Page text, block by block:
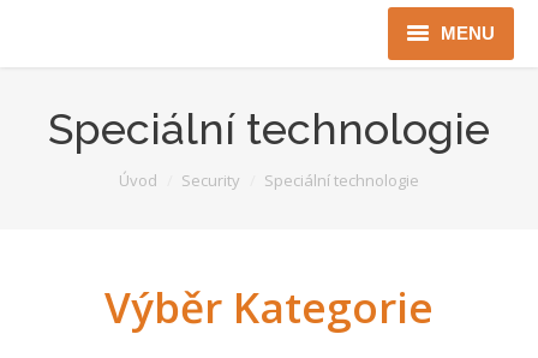
MENU
Jen pro Gov
Speciální technologie
You are here:Úvod Security Speciální technologie